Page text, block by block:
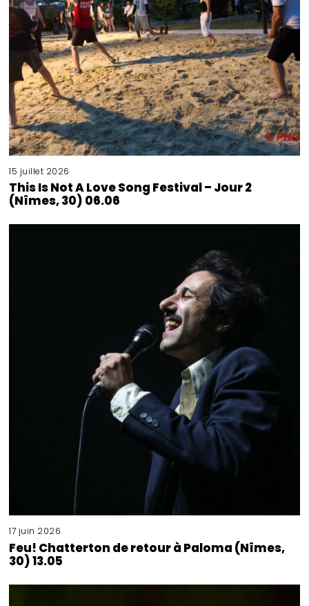
15 juillet 2026
This Is Not A Love Song Festival – Jour 2
(Nîmes, 30) 06.06
17 juin 2026
Feu! Chatterton de retour à Paloma (Nîmes,
30) 13.05